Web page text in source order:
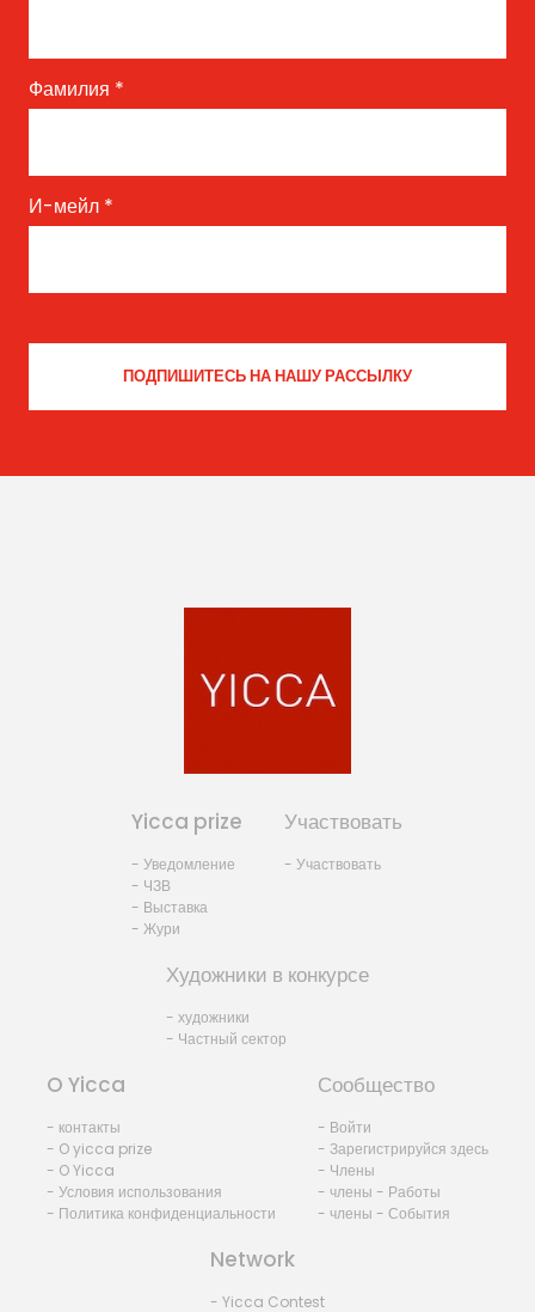
Фамилия *
И-мейл *
Yicca prize
- Уведомление
- ЧЗВ
- Выставка
- Жури
Участвовать
- Участвовать
Художники в конкурсе
- художники
- Частный сектор
O Yicca
- контакты
- O yicca prize
- O Yicca
- Условия использования
- Политика конфиденциальности
Сообщество
- Войти
- Зарегистрируйся здесь
- Члены
- члены - Работы
- члены - События
Network
- Yicca Contest